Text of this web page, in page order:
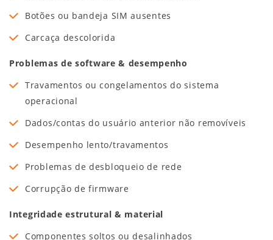
Botões ou bandeja SIM ausentes
Carcaça descolorida
Problemas de software & desempenho
Travamentos ou congelamentos do sistema
operacional
Dados/contas do usuário anterior não removíveis
Desempenho lento/travamentos
Problemas de desbloqueio de rede
Corrupção de firmware
Integridade estrutural & material
Componentes soltos ou desalinhados